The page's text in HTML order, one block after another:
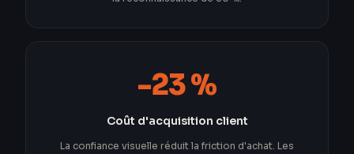
-23 %
Coût d'acquisition client
La confiance visuelle réduit la friction d'achat. Les